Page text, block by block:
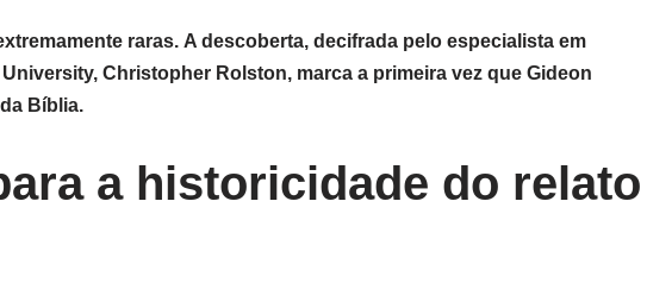
raras. A descoberta, decifrada pelo especialista em
Christopher Rolston, marca a primeira vez que Gideon
Bíblia.
a historicidade do relato